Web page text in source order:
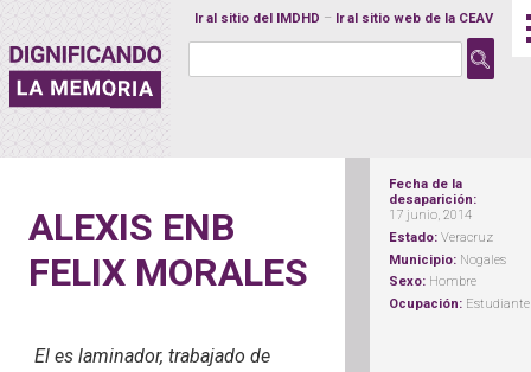
Ir al sitio del IMDHD – Ir al sitio web de la CEAV
Buscar:
Fecha de la
desaparición:
17 junio, 2014
Estado: Veracruz
Municipio: Nogales
Sexo: Hombre
Ocupación: Estudiante
ALEXIS ENB
FELIX MORALES
El es laminador, trabajado de